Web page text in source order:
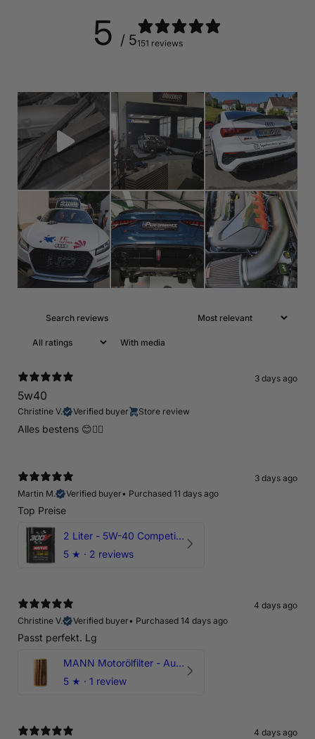
5 / 5151 reviews
With media
3 days ago
5w40
Christine V. Verified buyer Store review
Alles bestens 😊👍🏻
3 days ago
Martin M.
Verified buyer• Purchased 11 days ago
Top Preise
2 Liter - 5W-40 Competition 300V Motul Motoröl
5 ★ · 2 reviews
4 days ago
Christine V.
Verified buyer• Purchased 14 days ago
Passt perfekt. Lg
MANN Motorölfilter - Audi RS3 TTRS RSQ3 VZ5 - DAZ DNW
5 ★ · 1 review
4 days ago